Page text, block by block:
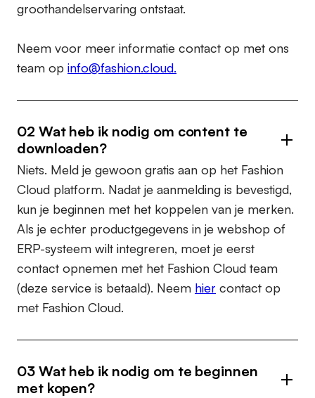
groothandelservaring ontstaat.
Neem voor meer informatie contact op met ons
team op info@fashion.cloud.
02 Wat heb ik nodig om content te
downloaden?
Niets. Meld je gewoon gratis aan op het Fashion
Cloud platform. Nadat je aanmelding is bevestigd,
kun je beginnen met het koppelen van je merken.
Als je echter productgegevens in je webshop of
ERP-systeem wilt integreren, moet je eerst
contact opnemen met het Fashion Cloud team
(deze service is betaald). Neem hier contact op
met Fashion Cloud.
03 Wat heb ik nodig om te beginnen
met kopen?